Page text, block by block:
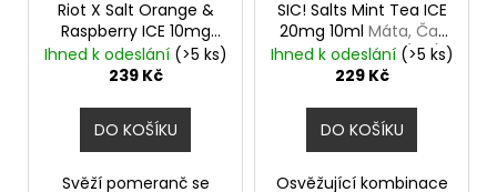
Riot X Salt Orange &
Raspberry ICE 10mg
Ledový pomeranč a
malina
Ihned k odeslání (>5 ks)
239 Kč
DO KOŠÍKU
Svěží pomeranč se
SIC! Salts Mint Tea ICE
20mg 10ml Máta, Čaj,
Chladivá složka (ICE)
Ihned k odeslání (>5 ks)
229 Kč
DO KOŠÍKU
Osvěžující kombinace